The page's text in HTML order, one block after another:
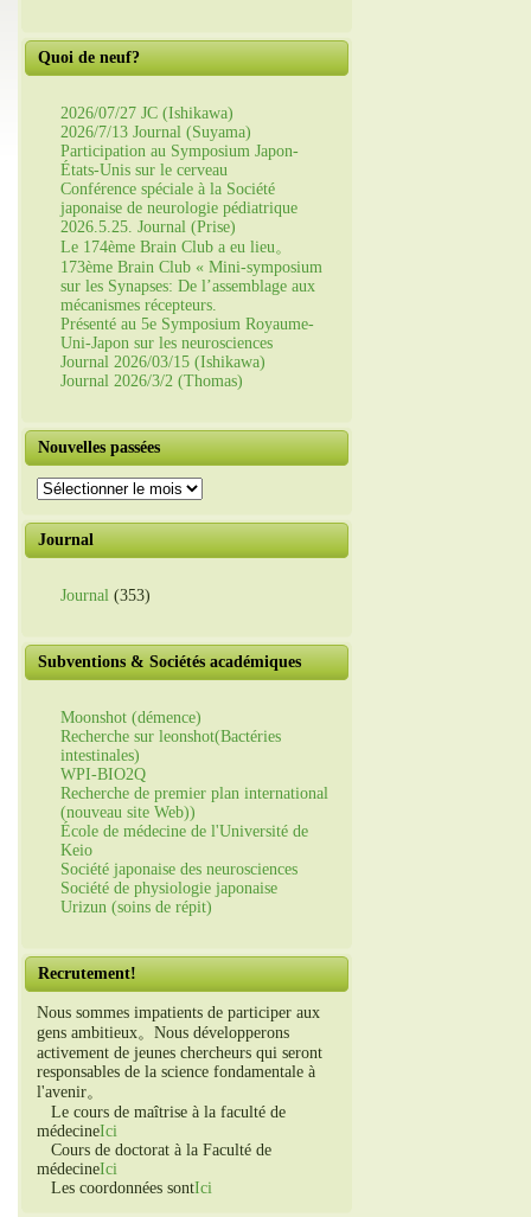
Quoi de neuf?
2026/07/27 JC (Ishikawa)
2026/7/13 Journal (Suyama)
Participation au Symposium Japon-
États-Unis sur le cerveau
Conférence spéciale à la Société
japonaise de neurologie pédiatrique
2026.5.25. Journal (Prise)
Le 174ème Brain Club a eu lieu。
173ème Brain Club « Mini-symposium
sur les Synapses: De l’assemblage aux
mécanismes récepteurs.
Présenté au 5e Symposium Royaume-
Uni-Japon sur les neurosciences
Journal 2026/03/15 (Ishikawa)
Journal 2026/3/2 (Thomas)
Nouvelles passées
Nouvelles
passées
Journal
Journal (353)
Subventions & Sociétés académiques
Moonshot (démence)
Recherche sur leonshot(Bactéries
intestinales)
WPI-BIO2Q
Recherche de premier plan international
(nouveau site Web))
École de médecine de l'Université de
Keio
Société japonaise des neurosciences
Société de physiologie japonaise
Urizun (soins de répit)
Recrutement!
Nous sommes impatients de participer aux
gens ambitieux。Nous développerons
activement de jeunes chercheurs qui seront
responsables de la science fondamentale à
l'avenir。
Le cours de maîtrise à la faculté de
médecineIci
Cours de doctorat à la Faculté de
médecineIci
Les coordonnées sontIci